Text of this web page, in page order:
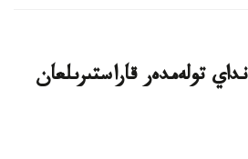
تولەمدەر قاراستىرىلعان